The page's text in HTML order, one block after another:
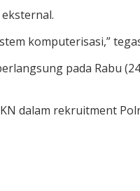
komputerisasi,”
pada Rabu
dalam rekruitment